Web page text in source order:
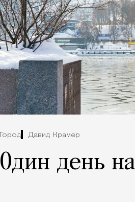
Город Давид Крамер
Один день